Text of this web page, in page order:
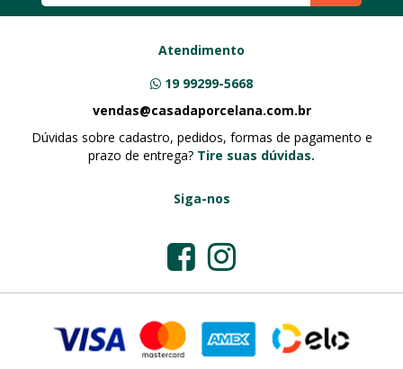
Atendimento
19 99299-5668
vendas@casadaporcelana.com.br
Dúvidas sobre cadastro, pedidos, formas de pagamento e
prazo de entrega? Tire suas dúvidas.
Siga-nos